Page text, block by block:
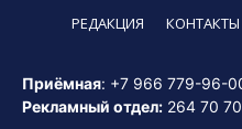
РЕДАКЦИЯ КОНТАКТЫ
Приёмная: +7 966 779-96-
Рекламный отдел: 264 70 70